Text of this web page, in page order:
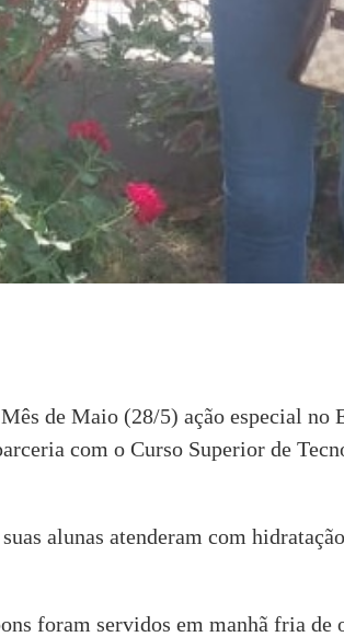
de Maio (28/5) ação especial no
com o Curso Superior de
alunas atenderam com
foram servidos em manhã fria de